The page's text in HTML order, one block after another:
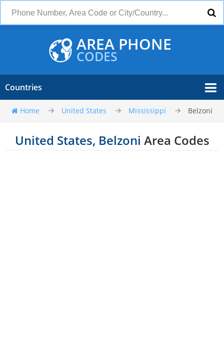
AREA PHONE
CODES
Countries
Home United States Mississippi Belzoni
United States, Belzoni Area Codes